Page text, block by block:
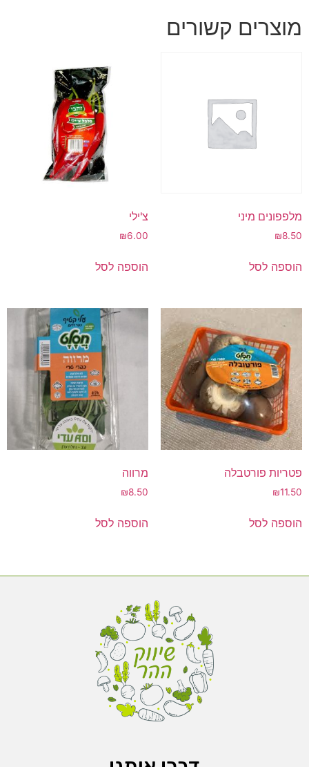
מוצרים קשורים
מלפפונים מיני
₪8.50
הוספה לסל
צ'ילי
₪6.00
הוספה לסל
פטריות פורטבלה
₪11.50
הוספה לסל
מרווה
₪8.50
הוספה לסל